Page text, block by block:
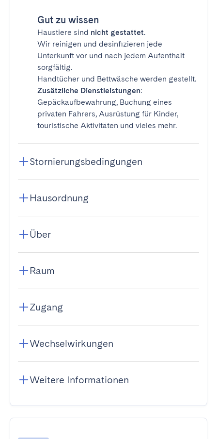
Gut zu wissen
Haustiere sind nicht gestattet.
Wir reinigen und desinfizieren jede
Unterkunft vor und nach jedem Aufenthalt
sorgfältig.
Handtücher und Bettwäsche werden gestellt.
Zusätzliche Dienstleistungen:
Gepäckaufbewahrung, Buchung eines
privaten Fahrers, Ausrüstung für Kinder,
touristische Aktivitäten und vieles mehr.
Stornierungsbedingungen
Hausordnung
Über
Raum
Zugang
Wechselwirkungen
Weitere Informationen